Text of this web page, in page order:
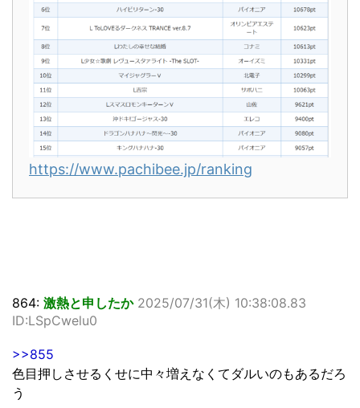
https://www.pachibee.jp/ranking
864: 激熱と申したか 2025/07/31(木) 10:38:08.83
ID:LSpCwelu0
>>855
色目押しさせるくせに中々増えなくてダルいのもあるだろ
う